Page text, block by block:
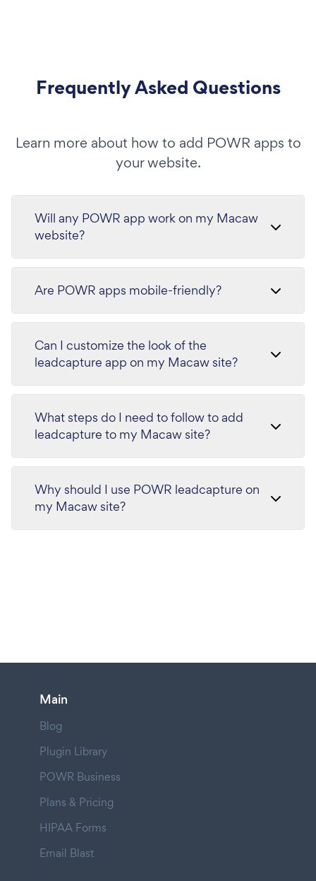
Frequently Asked Questions
Learn more about how to add POWR apps to
your website.
Will any POWR app work on my Macaw
website?
Are POWR apps mobile-friendly?
Can I customize the look of the
leadcapture app on my Macaw site?
What steps do I need to follow to add
leadcapture to my Macaw site?
Why should I use POWR leadcapture on
my Macaw site?
Main
Blog
Plugin Library
POWR Business
Plans & Pricing
HIPAA Forms
Email Blast